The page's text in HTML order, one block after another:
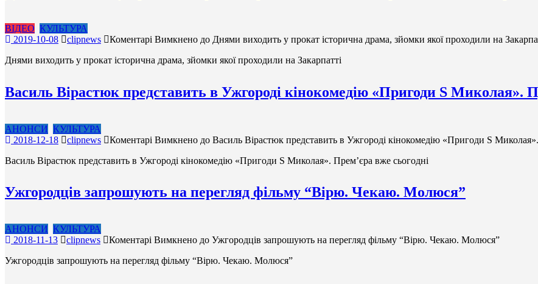
ВІДЕО КУЛЬТУРА
2019-10-08
clipnews Коментарі Вимкнено до Днями виходить у прокат історична драма, зйомки якої проходили на
Днями виходить у прокат історична драма, зйомки якої проходили на Закарпатті
Василь Вірастюк представить в Ужгороді кінокомедію «Пригоди S Миколая».
АНОНСИ КУЛЬТУРА
2018-12-18
clipnews Коментарі Вимкнено до Василь Вірастюк представить в Ужгороді кінокомедію «Пригоди S
Василь Вірастюк представить в Ужгороді кінокомедію «Пригоди S Миколая». Прем’єра вже сьогодні
Ужгородців запрошують на перегляд фільму “Вірю. Чекаю. Молюся”
АНОНСИ КУЛЬТУРА
2018-11-13
clipnews Коментарі Вимкнено до Ужгородців запрошують на перегляд фільму “Вірю. Чекаю. Молюся”
Ужгородців запрошують на перегляд фільму “Вірю. Чекаю. Молюся”